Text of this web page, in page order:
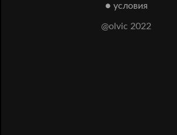
● условия
@olvic 2022